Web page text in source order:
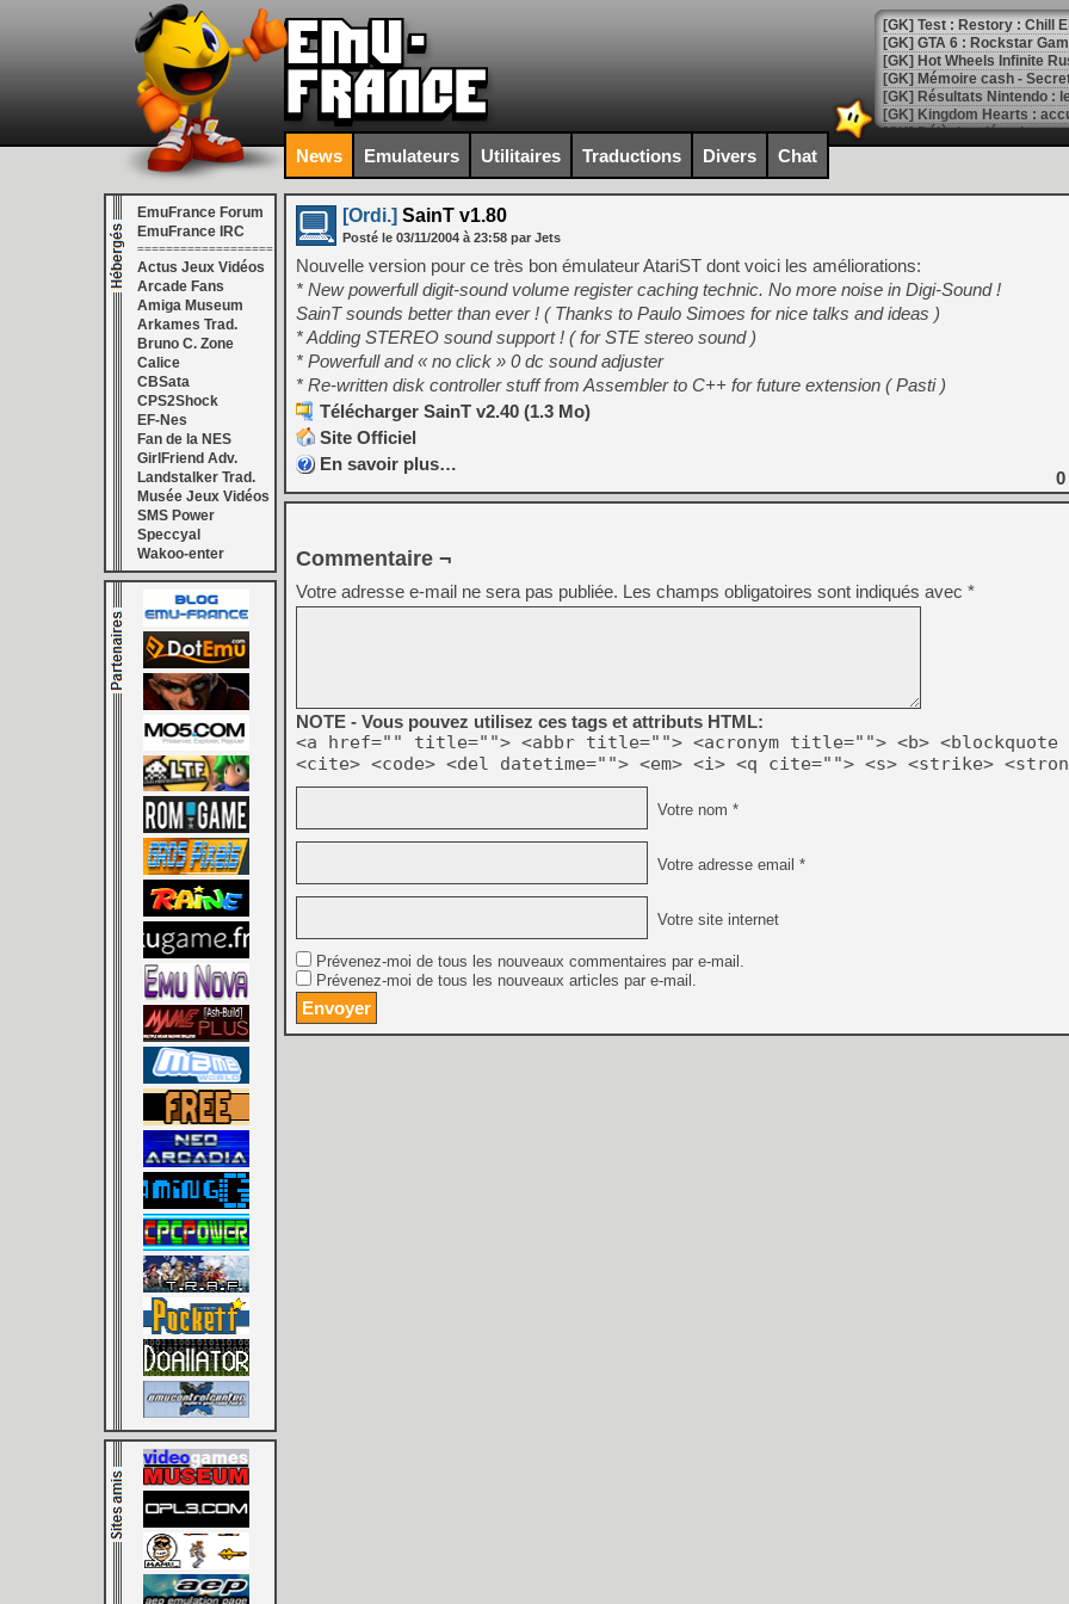
[GK] Test : Restory : Chill
[GK] GTA 6 : Rockstar
[GK] Hot Wheels Infinite
[GK] Mémoire cash -
[GK] Résultats Nintendo :
[GK] Déjà des
[Mo5] Brickboy cherche à
[GK] Minecraft et ses «
[GK] Beast of
[GK] Ubisoft : fin de partie
[GK] Mémoire cash -
[GK] Dan Houser (GTA)
[GK] Comment EA Sports
[GK] Crimson Moon : un
[GK] Isle of Reveries : le
[GK] Moonlighter 2 : The
[GK] Capcom relance
[Mo5] Deux inédits du
[GK] Le beat'em up The
[GK] Endless Legend 2 :
[LS] [PS5] Le WebKit
[GK] Oubliez Crazy Taxi,
[LS] [Switch] NSZ 5.0.0
[GK] No More Room in
[GK] Un chatbot Atelier
[GK] Mémoire cash -
[GK] Nvidia : le prix des
[GK] Suikoden Star Leap
[Mo5] La mini borne
[GK] Atari renoue avec
[GK] Pourquoi Marvel
News Emulateurs Utilitaires Traductions Divers Chat
EmuFrance Forum
EmuFrance IRC
===================
Actus Jeux Vidéos
Arcade Fans
Amiga Museum
Arkames Trad.
Bruno C. Zone
Calice
CBSata
CPS2Shock
EF-Nes
Fan de la NES
GirlFriend Adv.
Landstalker Trad.
Musée Jeux Vidéos
SMS Power
Speccyal
Wakoo-enter
[Ordi.] SainT v1.80
Posté le 03/11/2004 à 23:58 par Jets
Nouvelle version pour ce très bon émulateur AtariST dont voici les améliorations:
* New powerfull digit-sound volume register caching technic. No more noise in Digi-Sound !
SainT sounds better than ever ! ( Thanks to Paulo Simoes for nice talks and ideas )
* Adding STEREO sound support ! ( for STE stereo sound )
* Powerfull and « no click » 0 dc sound adjuster
* Re-written disk controller stuff from Assembler to C++ for future extension ( Pasti )
Télécharger SainT v2.40 (1.3 Mo)
Site Officiel
En savoir plus…
0
Commentaire ¬
Votre adresse e-mail ne sera pas publiée. Les champs obligatoires sont indiqués avec *
NOTE - Vous pouvez utilisez ces tags et attributs HTML:
<a href="" title=""> <abbr title=""> <acronym title=""> <b> <blockquote
<cite> <code> <del datetime=""> <em> <i> <q cite=""> <s> <strike>
Votre nom *
Votre adresse email *
Votre site internet
Prévenez-moi de tous les nouveaux commentaires par e-mail.
Prévenez-moi de tous les nouveaux articles par e-mail.